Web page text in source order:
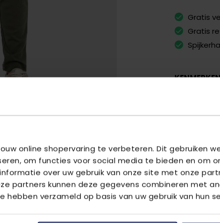
online shopervaring te verbeteren. Dit gebruiken
om functies voor social media te bieden en om
over uw gebruik van onze site met onze
partners kunnen deze gegevens combineren met
verzameld op basis van uw gebruik van hun
Gratis
Gratis
VRAGEN